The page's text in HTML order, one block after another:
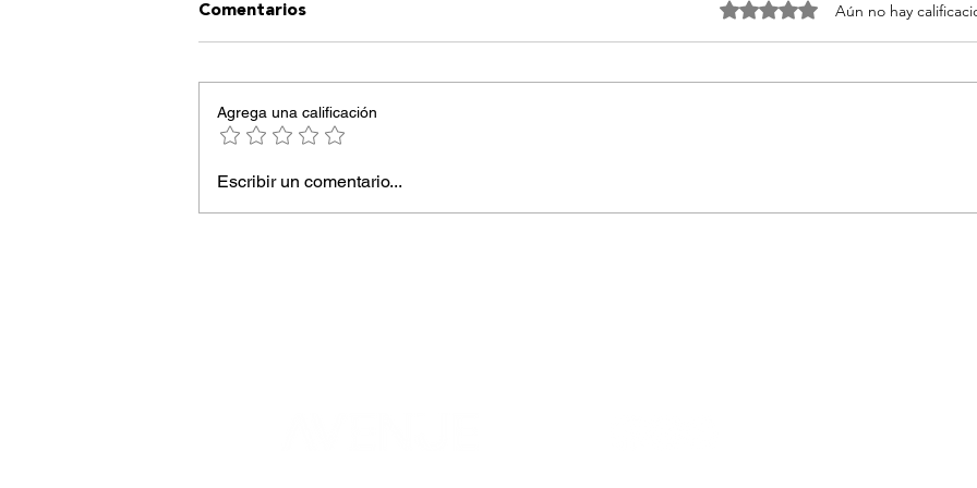
Rootina revoluciona la
Comentarios Obtuvo 0 de 5 estrellas.Aún no hay
Agrega una calificación
Escribir un comentario...